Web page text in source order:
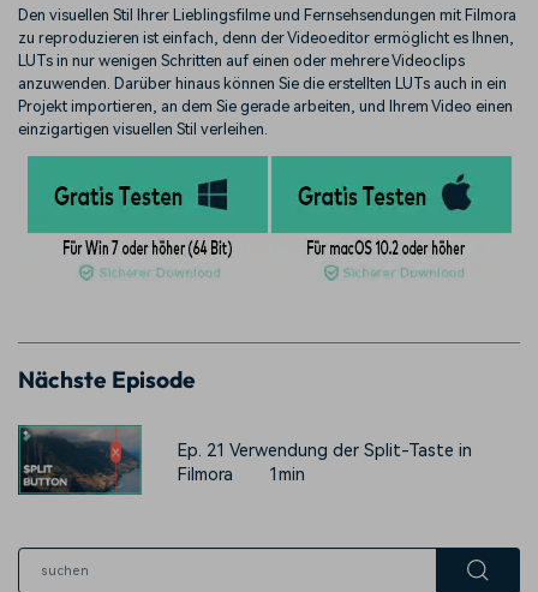
Den visuellen Stil Ihrer Lieblingsfilme und Fernsehsendungen mit Filmora
zu reproduzieren ist einfach, denn der Videoeditor ermöglicht es Ihnen,
LUTs in nur wenigen Schritten auf einen oder mehrere Videoclips
anzuwenden. Darüber hinaus können Sie die erstellten LUTs auch in ein
Projekt importieren, an dem Sie gerade arbeiten, und Ihrem Video einen
einzigartigen visuellen Stil verleihen.
Nächste Episode
Ep. 21 Verwendung der Split-Taste in
Filmora
1min